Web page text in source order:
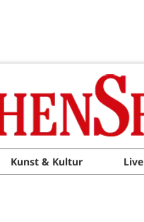
Kunst & Kultur Live